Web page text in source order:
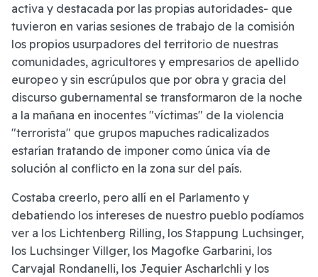
activa ­y destacada por las propias autoridades- que
tuvieron en varias sesiones de trabajo de la comisión
los propios usurpadores del territorio de nuestras
comunidades, agricultores y empresarios de apellido
europeo y sin escrúpulos que por obra y gracia del
discurso gubernamental se transformaron de la noche
a la mañana en inocentes "víctimas" de la violencia
"terrorista" que grupos mapuches radicalizados
estarían tratando de imponer como única vía de
solución al conflicto en la zona sur del país.
Costaba creerlo, pero allí en el Parlamento y
debatiendo los intereses de nuestro pueblo podíamos
ver a los Lichtenberg Rilling, los Stappung Luchsinger,
los Luchsinger Villger, los Magofke Garbarini, los
Carvajal Rondanelli, los Jequier Ascharlchli y los